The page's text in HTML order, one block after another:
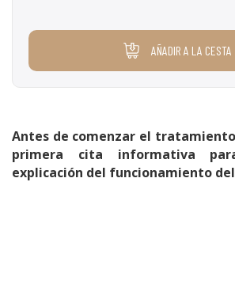
AÑADIR A LA CESTA
Antes de comenzar el
primera cita informativa
explicación del funcionamiento